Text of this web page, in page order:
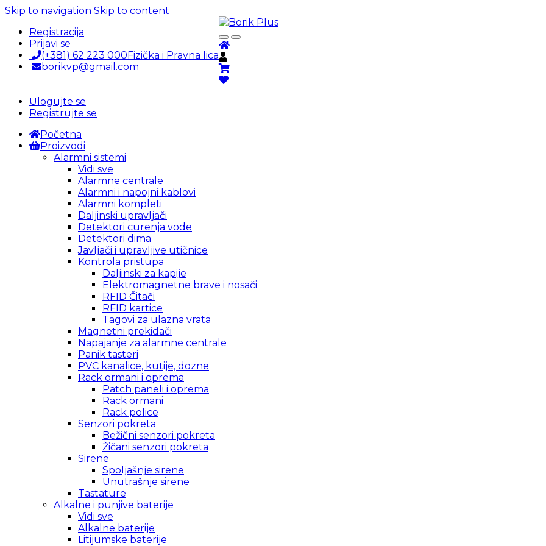
Skip to navigation Skip to content
Registracija
Prijavi se
(+381) 62 223 000Fizička i Pravna lica
borikvp@gmail.com
Ulogujte se
Registrujte se
Početna
Proizvodi
Alarmni sistemi
Vidi sve
Alarmne centrale
Alarmni i napojni kablovi
Alarmni kompleti
Daljinski upravljači
Detektori curenja vode
Detektori dima
Javljači i upravljive utičnice
Kontrola pristupa
Daljinski za kapije
Elektromagnetne brave i nosači
RFID Čitači
RFID kartice
Tagovi za ulazna vrata
Magnetni prekidači
Napajanje za alarmne centrale
Panik tasteri
PVC kanalice, kutije, dozne
Rack ormani i oprema
Patch paneli i oprema
Rack ormani
Rack police
Senzori pokreta
Bežični senzori pokreta
Žičani senzori pokreta
Sirene
Spoljašnje sirene
Unutrašnje sirene
Tastature
Alkalne i punjive baterije
Vidi sve
Alkalne baterije
Litijumske baterije